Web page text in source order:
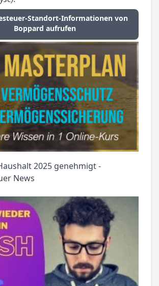
Standort-Informationen von
Boppard aufrufen